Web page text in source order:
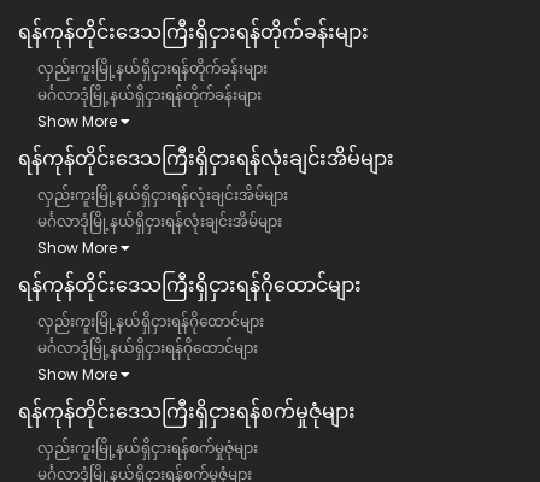
ရန်ကုန်တိုင်းဒေသကြီး​​ရှိငှားရန်တိုက်ခန်းများ
လှည်းကူးမြို့နယ်ရှိငှားရန်တိုက်ခန်းများ
မင်္ဂလာဒုံမြို့နယ်ရှိငှားရန်တိုက်ခန်းများ
Show More
ရန်ကုန်တိုင်းဒေသကြီး​​ရှိငှားရန်လုံးချင်းအိမ်များ
လှည်းကူးမြို့နယ်ရှိငှားရန်လုံးချင်းအိမ်များ
မင်္ဂလာဒုံမြို့နယ်ရှိငှားရန်လုံးချင်းအိမ်များ
Show More
ရန်ကုန်တိုင်းဒေသကြီး​​ရှိငှားရန်ဂိုထောင်များ
လှည်းကူးမြို့နယ်ရှိငှားရန်ဂိုထောင်များ
မင်္ဂလာဒုံမြို့နယ်ရှိငှားရန်ဂိုထောင်များ
Show More
ရန်ကုန်တိုင်းဒေသကြီး​​ရှိငှားရန်စက်မှုဇုံများ
လှည်းကူးမြို့နယ်ရှိငှားရန်စက်မှုဇုံများ
မင်္ဂလာဒုံမြို့နယ်ရှိငှားရန်စက်မှုဇုံများ